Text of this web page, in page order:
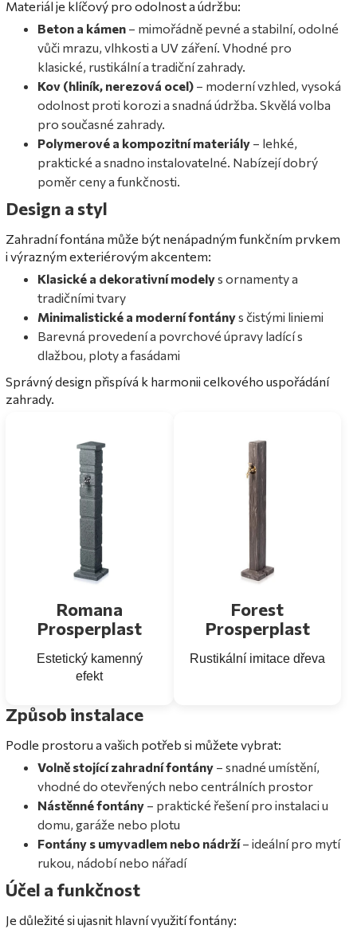
Materiál je klíčový pro odolnost a údržbu:
Beton a kámen – mimořádně pevné a stabilní, odolné
vůči mrazu, vlhkosti a UV záření. Vhodné pro
klasické, rustikální a tradiční zahrady.
Kov (hliník, nerezová ocel) – moderní vzhled, vysoká
odolnost proti korozi a snadná údržba. Skvělá volba
pro současné zahrady.
Polymerové a kompozitní materiály – lehké,
praktické a snadno instalovatelné. Nabízejí dobrý
poměr ceny a funkčnosti.
Design a styl
Zahradní fontána může být nenápadným funkčním prvkem
i výrazným exteriérovým akcentem:
Klasické a dekorativní modelys ornamenty a
tradičními tvary
Minimalistické a moderní fontánys čistými liniemi
Barevná provedení a povrchové úpravy ladící s
dlažbou, ploty a fasádami
Správný design přispívá k harmonii celkového uspořádání
zahrady.
Romana
Prosperplast
Estetický kamenný
efekt
Forest
Prosperplast
Rustikální imitace dřeva
Způsob instalace
Podle prostoru a vašich potřeb si můžete vybrat:
Volně stojící zahradní fontány – snadné umístění,
vhodné do otevřených nebo centrálních prostor
Nástěnné fontány – praktické řešení pro instalaci u
domu, garáže nebo plotu
Fontány s umyvadlem nebo nádrží– ideální pro mytí
rukou, nádobí nebo nářadí
Účel a funkčnost
Je důležité si ujasnit hlavní využití fontány: